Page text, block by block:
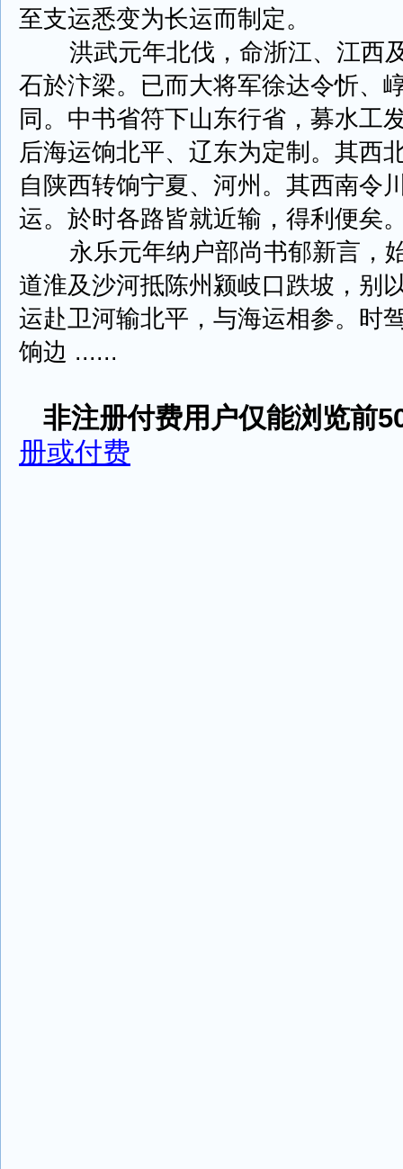
至支运悉变为长运而制定。
洪武元年北伐，命浙江、江西
石於汴梁。已而大将军徐达令忻、
同。中书省符下山东行省，募水工
后海运饷北平、辽东为定制。其西
自陕西转饷宁夏、河州。其西南令
运。於时各路皆就近输，得利便矣
永乐元年纳户部尚书郁新言，
道淮及沙河抵陈州颍岐口跌坡，别
运赴卫河输北平，与海运相参。时
饷边 ......
非注册付费用户仅能浏览前
册或付费